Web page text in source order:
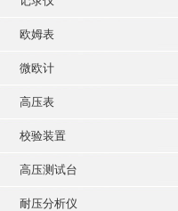
欧姆表
微欧计
高压表
校验装置
高压测试台
耐压分析仪